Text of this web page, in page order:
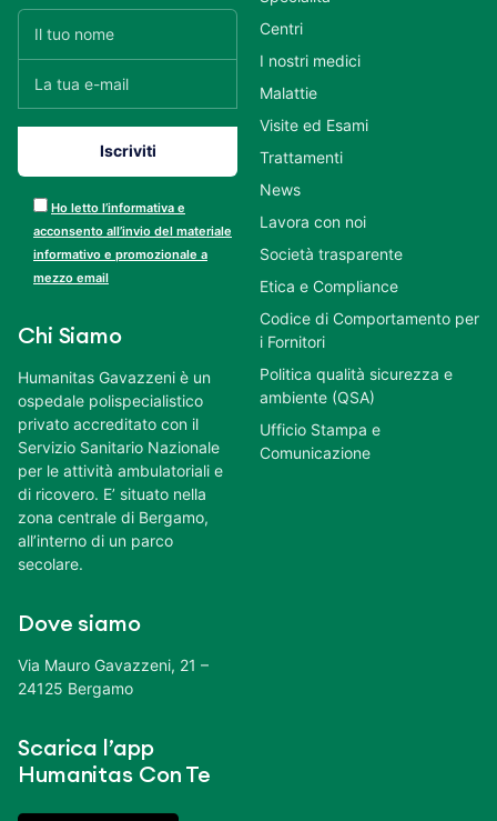
Ho letto l’informativa e
acconsento all’invio del materiale
informativo e promozionale a
mezzo email
Chi Siamo
Humanitas Gavazzeni è un
ospedale polispecialistico
privato accreditato con il
Servizio Sanitario Nazionale
per le attività ambulatoriali e
di ricovero. E’ situato nella
zona centrale di Bergamo,
all’interno di un parco
secolare.
Dove siamo
Via Mauro Gavazzeni, 21 –
24125 Bergamo
Scarica l’app
Humanitas Con Te
Centri
I nostri medici
Malattie
Visite ed Esami
Trattamenti
News
Lavora con noi
Società trasparente
Etica e Compliance
Codice di Comportamento per
i Fornitori
Politica qualità sicurezza e
ambiente (QSA)
Ufficio Stampa e
Comunicazione